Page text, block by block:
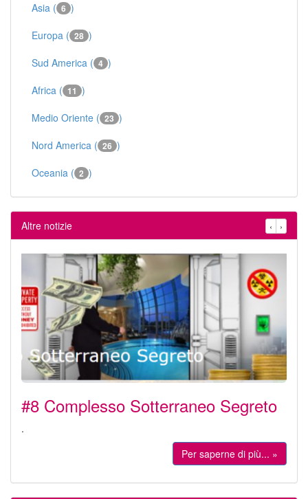
Asia ( 6 )
Europa ( 28 )
Sud America ( 4 )
Africa ( 11 )
Medio Oriente ( 23 )
Nord America ( 26 )
Oceania ( 2 )
Altre notizie ‹ ›
#8 Complesso Sotterraneo Segreto
.
Per saperne di più... »